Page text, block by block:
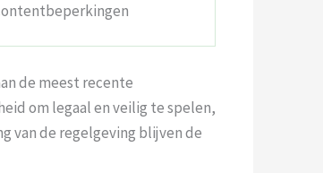
de meest recente
om legaal en veilig te spelen,
van de regelgeving blijven de